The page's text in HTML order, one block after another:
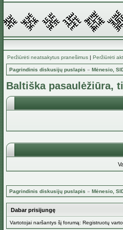
Peržiūrėti neatsakytus pranešimus | Peržiūrėti
Pagrindinis diskusijų puslapis » Mėnesio,
Baltiška pasaulėžiūra,
Pagrindinis diskusijų puslapis » Mėnesio,
Dabar prisijungę
Vartotojai naršantys šį forumą: Registruotų